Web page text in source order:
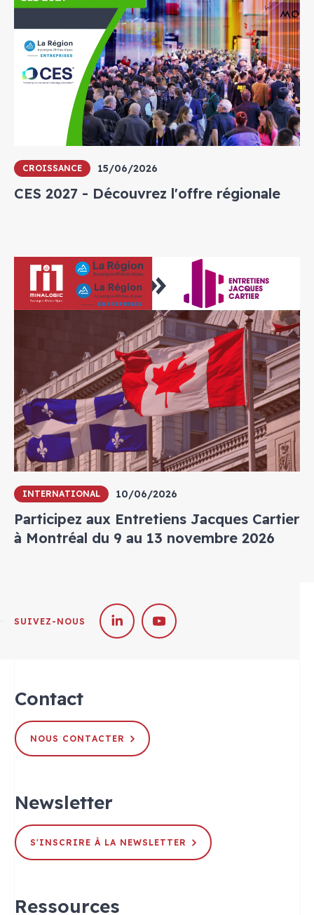
CROISSANCE 15/06/2026
CES 2027 - Découvrez l'offre régionale
INTERNATIONAL 10/06/2026
Participez aux Entretiens Jacques Cartier
à Montréal du 9 au 13 novembre 2026
SUIVEZ-NOUS
Contact
NOUS CONTACTER
Newsletter
S'INSCRIRE À LA NEWSLETTER
Ressources